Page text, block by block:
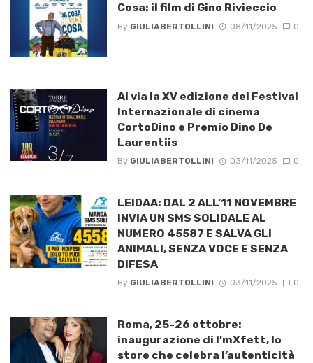
Cosa: il film di Gino Rivieccio
By GIULIABERTOLLINI 08/11/2025 0
Al via la XV edizione del Festival
Internazionale di cinema
CortoDino e Premio Dino De
Laurentiis
By GIULIABERTOLLINI 03/11/2025 0
LEIDAA: DAL 2 ALL’11 NOVEMBRE
INVIA UN SMS SOLIDALE AL
NUMERO 45587 E SALVA GLI
ANIMALI, SENZA VOCE E SENZA
DIFESA
By GIULIABERTOLLINI 03/11/2025 0
Roma, 25-26 ottobre:
inaugurazione di I’mXfett, lo
store che celebra l’autenticità